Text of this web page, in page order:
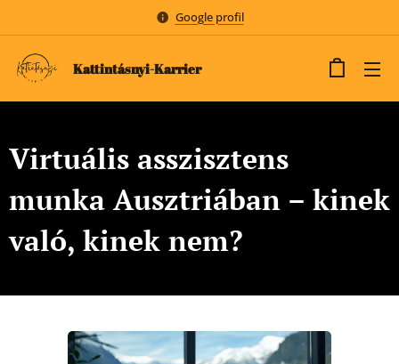
Google profil
Kattintásnyi-Karrier
Virtuális asszisztens
munka Ausztriában – kinek
való, kinek nem?